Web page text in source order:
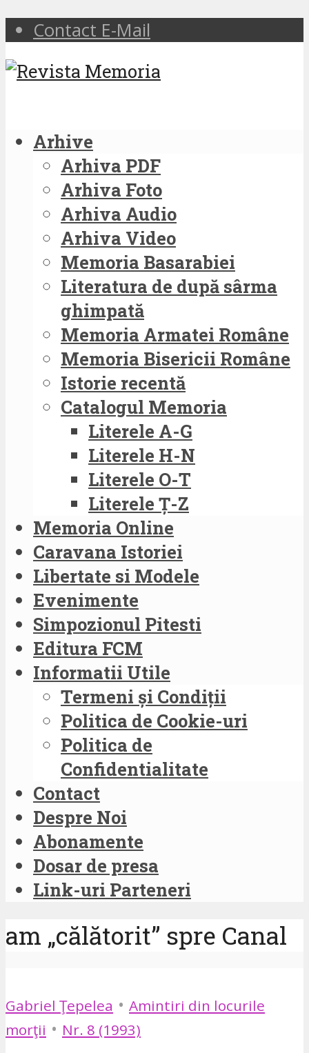
Contact E-Mail
Arhive
Arhiva PDF
Arhiva Foto
Arhiva Audio
Arhiva Video
Memoria Basarabiei
Literatura de după sârma
ghimpată
Memoria Armatei Române
Memoria Bisericii Române
Istorie recentă
Catalogul Memoria
Literele A-G
Literele H-N
Literele O-T
Literele Ț-Z
Memoria Online
Caravana Istoriei
Libertate si Modele
Evenimente
Simpozionul Pitesti
Editura FCM
Informatii Utile
Termeni și Condiții
Politica de Cookie-uri
Politica de
Confidentialitate
Contact
Despre Noi
Abonamente
Dosar de presa
Link-uri Parteneri
am „călătorit” spre Canal
Gabriel Ţepelea • Amintiri din locurile
morţii • Nr. 8 (1993)